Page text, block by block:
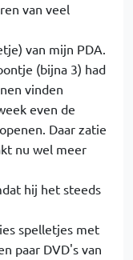
van veel
van mijn PDA.
(bijna 3) had
vinden
even de
Daar zatie
nu wel meer
hij het steeds
spelletjes met
paar DVD's van